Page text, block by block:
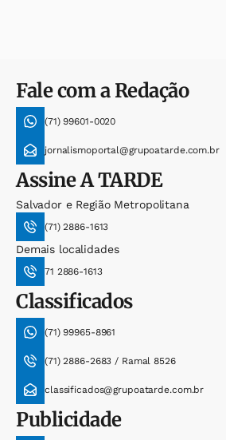
Fale com a Redação
(71) 99601-0020
jornalismoportal@grupoatarde.com.br
AssineA TARDE
Salvador e Região Metropolitana
(71) 2886-1613
Demais localidades
71 2886-1613
Classificados
(71) 99965-8961
(71) 2886-2683 / Ramal 8526
classificados@grupoatarde.com.br
Publicidade